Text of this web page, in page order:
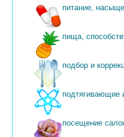
питание,
пища,
подбор и
подтягивающие
посещение